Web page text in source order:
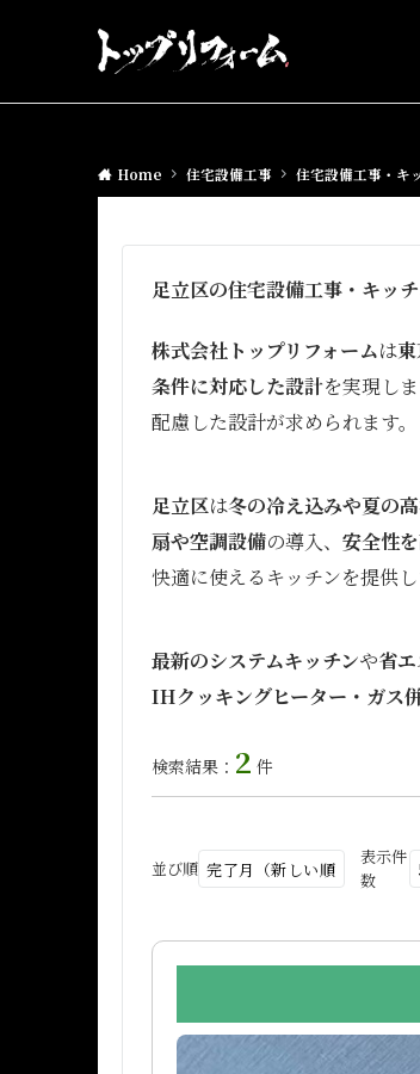
Home 住宅設備工事 住宅設備工事・キ
足立区の住宅設備工事・キッ
株式会社トップリフォームは
条件に対応した設計を実現し
配慮した設計が求められます。
足立区は冬の冷え込みや夏の
扇や空調設備の導入、 安全性
快適に使えるキッチンを提供し
最新のシステムキッチンや省
IHクッキングヒーター・ガス
検索結果： 2 件
並び順
表示件
数